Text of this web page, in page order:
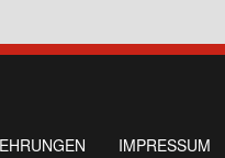
IMPRESSUM